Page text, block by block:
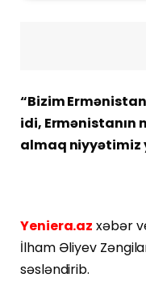
“Bizim
idi, Ermənistanın
almaq niyyətimiz
Yeniera.az xəbər
İlham Əliyev
səsləndirib.